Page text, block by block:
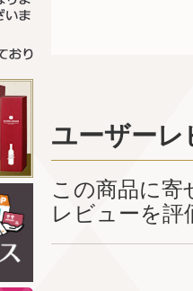
ユーザーレ
この商品に
レビューを評